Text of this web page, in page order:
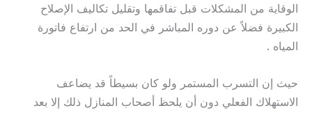
الوقاية من المشكلات قبل تفاقمها وتقليل تكاليف الإصلاح
الكبيرة فضلاً عن دوره المباشر في الحد من ارتفاع فاتورة
المياه .
حيث إن التسرب المستمر ولو كان بسيطاً قد يضاعف
الاستهلاك الفعلي دون أن يلحظ أصحاب المنازل ذلك إلا بعد